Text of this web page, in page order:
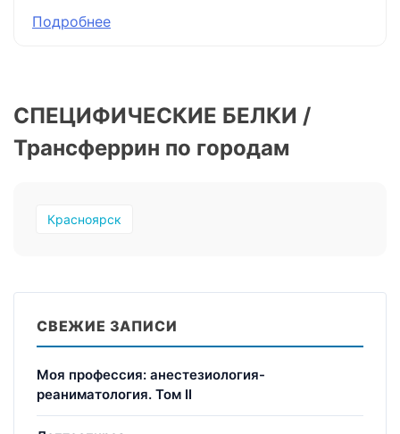
Подробнее
СПЕЦИФИЧЕСКИЕ БЕЛКИ /
Трансферрин по городам
Красноярск
СВЕЖИЕ ЗАПИСИ
Моя профессия: анестезиология-
реаниматология. Том II